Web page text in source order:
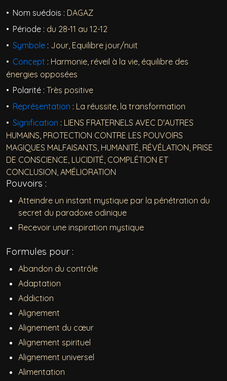
Nom suédois : DAGAZ
Période : du 28-11 au 12-12
Symbole : Jour, Equilibre jour/nuit
Concept : Harmonie, réveil à la vie, équilibre des
énergies opposées
Polarité : Très positive
Représentation : La réussite, la transformation
Signification : LIENS FRATERNELS AVEC D'AUTRES
HUMAINS, PROTECTION CONTRE LES POUVOIRS
MAGIQUES MALFAISANTS, HUMANITÉ, RÉVÉLATION, PRISE
DE CONSCIENCE, LUCIDITÉ, COMPLÉTION ET
CONCLUSION, AMÉLIORATION
Pouvoirs :
Atteindre un instant mystique par la pénétration du
secret du paradoxe odinique
Recevoir une inspiration mystique
Formules pour :
Abandon du contrôle
Adaptation
Addiction
Alignement
Alignement du cœur
Alignement spirituel
Alignement universel
Alimentation